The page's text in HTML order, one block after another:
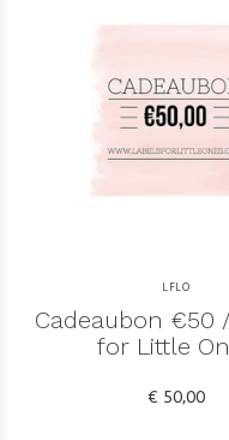
LFLO
Cadeaubon €50
for Little
€ 50,00